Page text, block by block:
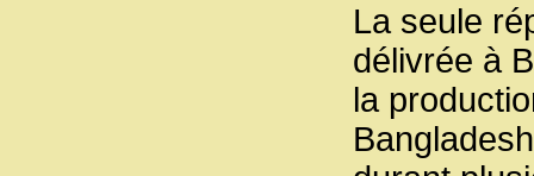
La seule
délivrée à
la